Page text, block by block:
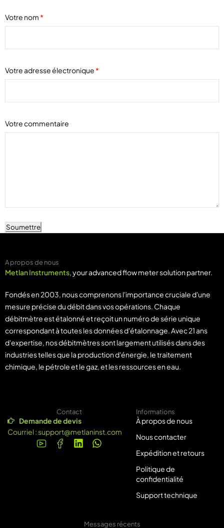
Votre nom*
Votre adresse électronique*
Votre commentaire
Soumettre
A propos de nous
Metlan Instruments, your advanced flow meter solution partner.
Fondés en 2003, nous comprenons l'importance cruciale d'une
mesure précise du débit dans vos opérations. Chaque
débitmètre est étalonné et reçoit un numéro de série unique
correspondant à toutes les données d'étalonnage. Avec 21 ans
d'expertise, nos débitmètres sont largement utilisés dans des
industries telles que la production d'énergie, le traitement
chimique, le pétrole et le gaz, et les ressources en eau.
Contact
Demande de devis
Courriel :support@metlaninst.com
Informations
À propos de nous
Nous contacter
Expédition et retours
Politique de
confidentialité
Support technique
Messages récents